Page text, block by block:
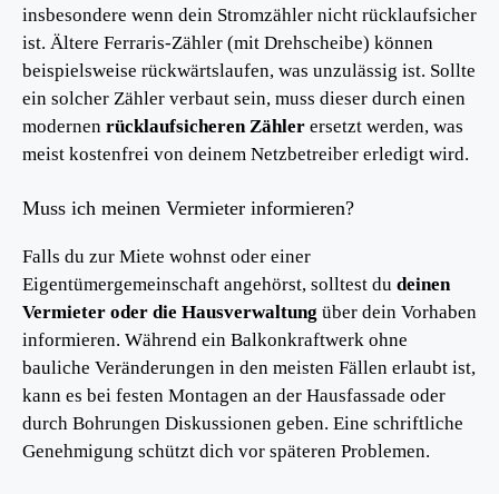
insbesondere wenn dein Stromzähler nicht rücklaufsicher
ist. Ältere Ferraris-Zähler (mit Drehscheibe) können
beispielsweise rückwärtslaufen, was unzulässig ist. Sollte
ein solcher Zähler verbaut sein, muss dieser durch einen
modernen rücklaufsicheren Zähler ersetzt werden, was
meist kostenfrei von deinem Netzbetreiber erledigt wird.
Muss ich meinen Vermieter informieren?
Falls du zur Miete wohnst oder einer
Eigentümergemeinschaft angehörst, solltest du deinen
Vermieter oder die Hausverwaltung über dein Vorhaben
informieren. Während ein Balkonkraftwerk ohne
bauliche Veränderungen in den meisten Fällen erlaubt ist,
kann es bei festen Montagen an der Hausfassade oder
durch Bohrungen Diskussionen geben. Eine schriftliche
Genehmigung schützt dich vor späteren Problemen.